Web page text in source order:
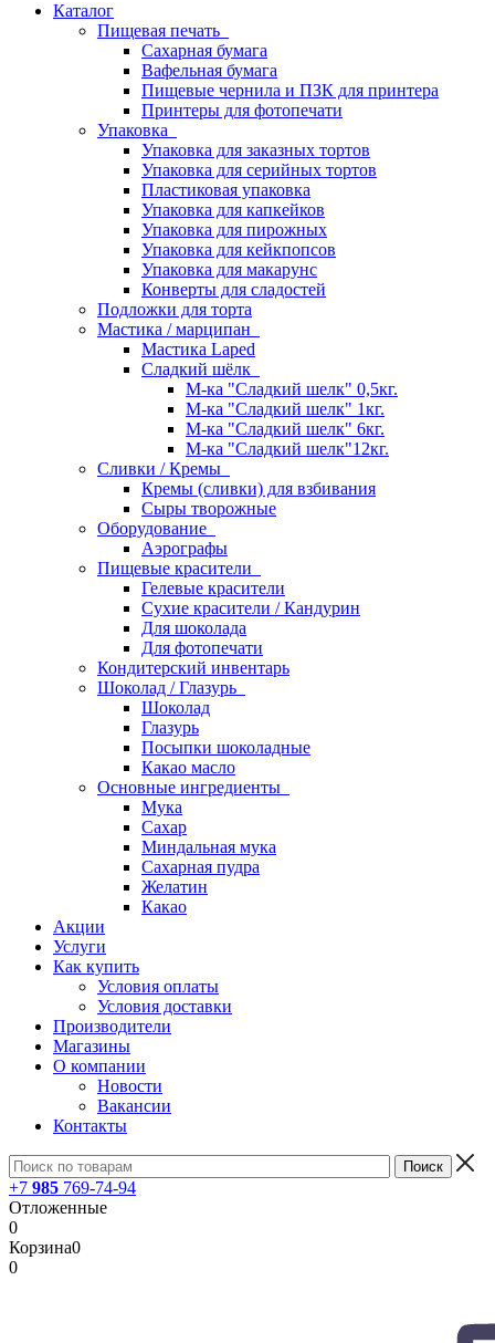
Каталог
Пищевая печать
Сахарная бумага
Вафельная бумага
Пищевые чернила и ПЗК для принтера
Принтеры для фотопечати
Упаковка
Упаковка для заказных тортов
Упаковка для серийных тортов
Пластиковая упаковка
Упаковка для капкейков
Упаковка для пирожных
Упаковка для кейкпопсов
Упаковка для макарунс
Конверты для сладостей
Подложки для торта
Мастика / марципан
Мастика Laped
Сладкий шёлк
М-ка "Сладкий шелк" 0,5кг.
М-ка "Сладкий шелк" 1кг.
М-ка "Сладкий шелк" 6кг.
М-ка "Сладкий шелк"12кг.
Сливки / Кремы
Кремы (сливки) для взбивания
Сыры творожные
Оборудование
Аэрографы
Пищевые красители
Гелевые красители
Сухие красители / Кандурин
Для шоколада
Для фотопечати
Кондитерский инвентарь
Шоколад / Глазурь
Шоколад
Глазурь
Посыпки шоколадные
Какао масло
Основные ингредиенты
Мука
Сахар
Миндальная мука
Сахарная пудра
Желатин
Какао
Акции
Услуги
Как купить
Условия оплаты
Условия доставки
Производители
Магазины
О компании
Новости
Вакансии
Контакты
+7 985 769-74-94
Отложенные
0
Корзина0
0